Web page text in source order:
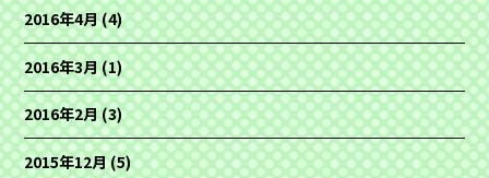
2016年4月(4)
2016年3月(1)
2016年2月(3)
2015年12月(5)